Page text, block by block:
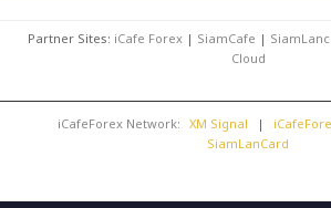
Partner Sites: iCafe Forex| SiamCafe |
Cloud
iCafeForex Network: XM Signal |
SiamLanCard